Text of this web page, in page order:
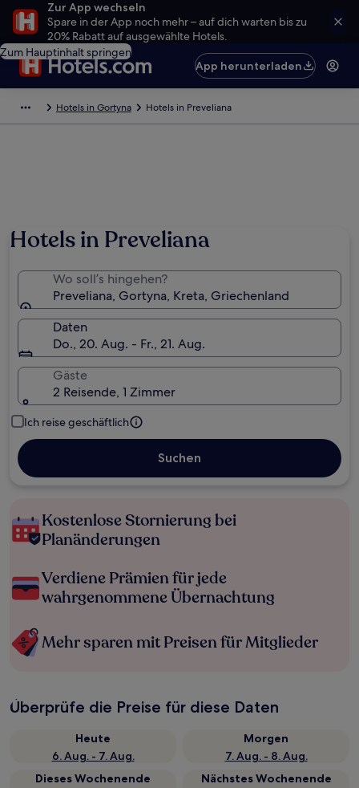
Zur App wechseln
Spare in der App noch mehr – auf dich warten bis zu
20% Rabatt auf ausgewählte Hotels.
Zum Hauptinhalt springen
App herunterladen
Hotels in Gortyna Hotels in Preveliana
Hotels in Preveliana
Wo soll’s hingehen?
Preveliana, Gortyna, Kreta, Griechenland
Daten
Do., 20. Aug. - Fr., 21. Aug.
Gäste
2 Reisende, 1 Zimmer
Ich reise geschäftlich
Suchen
Kostenlose Stornierung bei
Planänderungen
Verdiene Prämien für jede
wahrgenommene Übernachtung
Mehr sparen mit Preisen für Mitglieder
Überprüfe die Preise für diese Daten
Heute
6. Aug. - 7. Aug.
Morgen
7. Aug. - 8. Aug.
Dieses Wochenende
Nächstes Wochenende